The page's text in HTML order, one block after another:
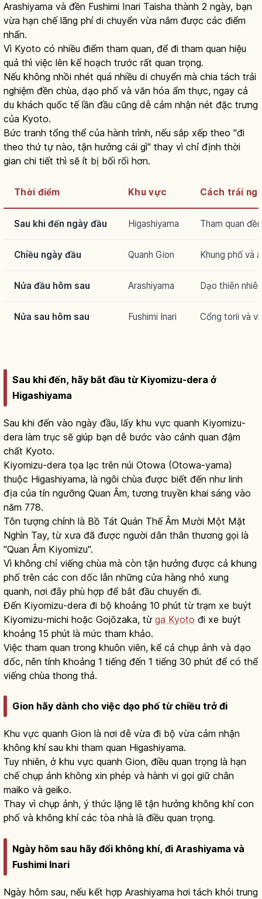
Arashiyama và đền Fushimi Inari Taisha thành 2 ngày, bạn
vừa hạn chế lãng phí di chuyển vừa nắm được các điểm
nhấn.
Vì Kyoto có nhiều điểm tham quan, để đi tham quan hiệu
quả thì việc lên kế hoạch trước rất quan trọng.
Nếu không nhồi nhét quá nhiều di chuyển mà chia tách trải
nghiệm đền chùa, dạo phố và văn hóa ẩm thực, ngay cả
du khách quốc tế lần đầu cũng dễ cảm nhận nét đặc trưng
của Kyoto.
Bức tranh tổng thể của hành trình, nếu sắp xếp theo "đi
theo thứ tự nào, tận hưởng cái gì" thay vì chỉ định thời
gian chi tiết thì sẽ ít bị bối rối hơn.
Thời điểm Khu vực Cách trải
Sau khi đến ngày đầu Higashiyama Tham quan
Chiều ngày đầu Quanh Gion Khung phố và
Nửa đầu hôm sau Arashiyama Dạo thiên
Nửa sau hôm sau Fushimi Inari Cổng torii và
Sau khi đến, hãy bắt đầu từ Kiyomizu-dera ở
Higashiyama
Sau khi đến vào ngày đầu, lấy khu vực quanh Kiyomizu-
dera làm trục sẽ giúp bạn dễ bước vào cảnh quan đậm
chất Kyoto.
Kiyomizu-dera tọa lạc trên núi Otowa (Otowa-yama)
thuộc Higashiyama, là ngôi chùa được biết đến như linh
địa của tín ngưỡng Quan Âm, tương truyền khai sáng vào
năm 778.
Tôn tượng chính là Bồ Tát Quán Thế Âm Mười Một Mặt
Nghìn Tay, từ xưa đã được người dân thân thương gọi là
"Quan Âm Kiyomizu".
Vì không chỉ viếng chùa mà còn tận hưởng được cả khung
phố trên các con dốc lẫn những cửa hàng nhỏ xung
quanh, nơi đây phù hợp để bắt đầu chuyến đi.
Đến Kiyomizu-dera đi bộ khoảng 10 phút từ trạm xe buýt
Kiyomizu-michi hoặc Gojōzaka, từ ga Kyoto đi xe buýt
khoảng 15 phút là mức tham khảo.
Việc tham quan trong khuôn viên, kể cả chụp ảnh và dạo
dốc, nên tính khoảng 1 tiếng đến 1 tiếng 30 phút để có thể
viếng chùa thong thả.
Gion hãy dành cho việc dạo phố từ chiều trở đi
Khu vực quanh Gion là nơi dễ vừa đi bộ vừa cảm nhận
không khí sau khi tham quan Higashiyama.
Tuy nhiên, ở khu vực quanh Gion, điều quan trọng là hạn
chế chụp ảnh không xin phép và hành vi gọi giữ chân
maiko và geiko.
Thay vì chụp ảnh, ý thức lặng lẽ tận hưởng không khí con
phố và không khí các tòa nhà là điều quan trọng.
Ngày hôm sau hãy đổi không khí, đi Arashiyama và
Fushimi Inari
Ngày hôm sau, nếu kết hợp Arashiyama hơi tách khỏi trung